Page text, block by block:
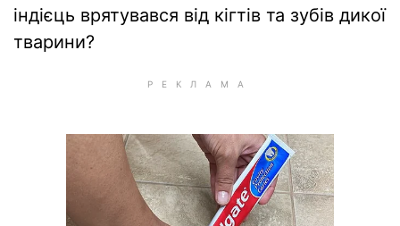
індієць врятувався від кігтів та зубів дикої
тварини?